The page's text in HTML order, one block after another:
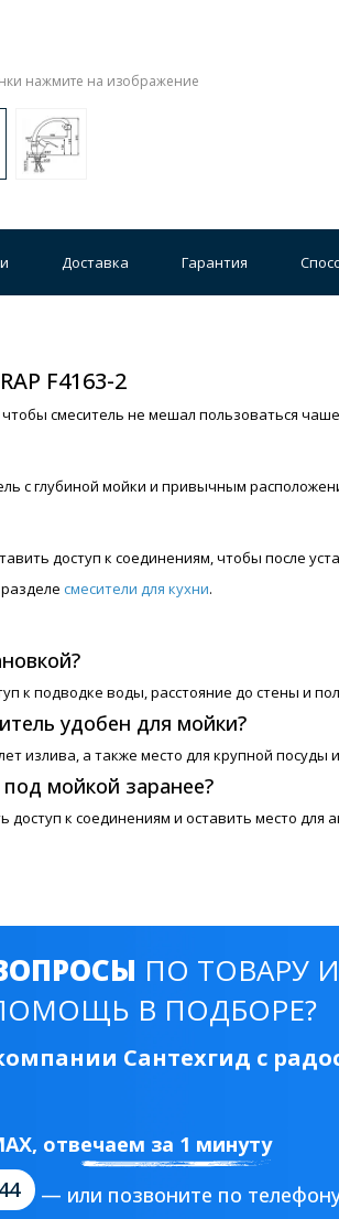
нажмите на изображение
Доставка Гарантия
F4163-2
смеситель не мешал пользоваться
с глубиной мойки и привычным
доступ к соединениям, чтобы после
смесители для кухни.
к подводке воды, расстояние до стены и
удобен для мойки?
излива, а также место для крупной посуды
мойкой заранее?
к соединениям и оставить место для
ПО ТОВАРУ
В ПОДБОРЕ?
Сантехгид с
, отвечаем за 1 минуту
— или позвоните по